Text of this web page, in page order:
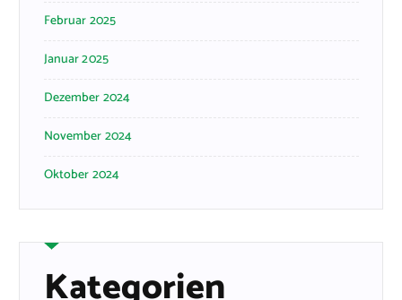
Februar 2025
Januar 2025
Dezember 2024
November 2024
Oktober 2024
Kategorien